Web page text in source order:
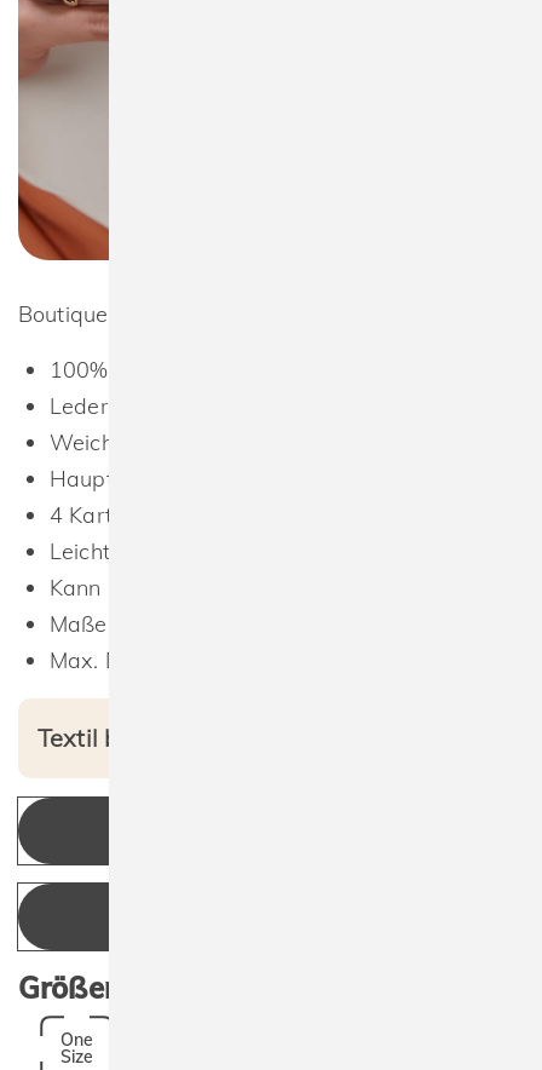
Boutique Card Holder
100% Polyurethan (Lederoptik)
Lederoptik mit Struktur (Saffiano)
Weiches Innenfutter
Hauptfach mit Zip
4 Kartenfächer
Leicht umzuetikettieren
Kann beidseitig veredelt werden
Maße: 12,5 x 7,5 cm
Max. Druckfläche: 11 x 6 cm.
Textil bedruckt ab 3,34 € netto
Größen:
One
Size